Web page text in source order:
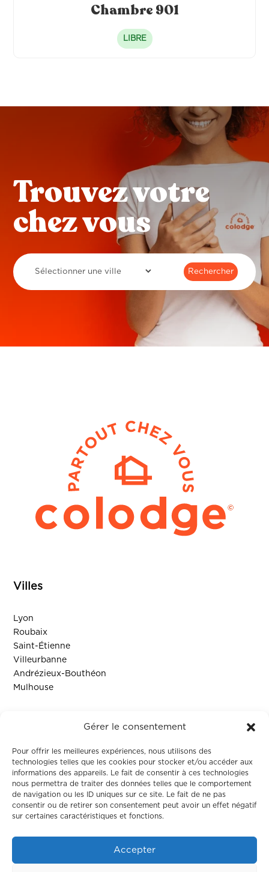
Gérer le consentement
Pour offrir les meilleures expériences, nous utilisons des
technologies telles que les cookies pour stocker et/ou accéder aux
informations des appareils. Le fait de consentir à ces technologies
nous permettra de traiter des données telles que le comportement
de navigation ou les ID uniques sur ce site. Le fait de ne pas
consentir ou de retirer son consentement peut avoir un effet négatif
sur certaines caractéristiques et fonctions.
Accepter
Chambre 901
LIBRE
Trouvez votre
chez vous
Villes
Lyon
Roubaix
Saint-Étienne
Villeurbanne
Andrézieux-Bouthéon
Mulhouse
Contact
Colodge
À propos